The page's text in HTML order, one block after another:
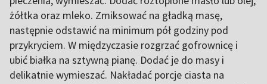
żółtka oraz mleko. Zmiksować na gładką masę,
następnie odstawić na minimum pół godziny pod
przykryciem. W międzyczasie rozgrzać gofrownicę i
ubić białka na sztywną pianę. Dodać je do masy i
delikatnie wymieszać. Nakładać porcje ciasta na